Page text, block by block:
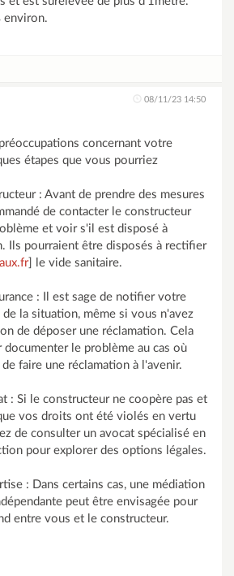
environ.
08/11/23 14:50
concernant votre
étapes que vous pourriez
: Avant de prendre des mesures
de contacter le constructeur
et voir s'il est disposé à
Ils pourraient être disposés à rectifier
] le vide sanitaire.
: Il est sage de notifier votre
la situation, même si vous n'avez
de déposer une réclamation. Cela
le problème au cas où
faire une réclamation à l'avenir.
: Si le constructeur ne coopère pas et
vos droits ont été violés en vertu
de consulter un avocat spécialisé en
pour explorer des options légales.
: Dans certains cas, une médiation
peut être envisagée pour
entre vous et le constructeur.